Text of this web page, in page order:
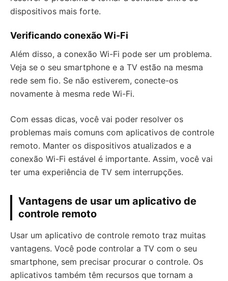
dispositivos mais forte.
Verificando conexão Wi-Fi
Além disso, a conexão Wi-Fi pode ser um problema.
Veja se o seu smartphone e a TV estão na mesma
rede sem fio. Se não estiverem, conecte-os
novamente à mesma rede Wi-Fi.
Com essas dicas, você vai poder resolver os
problemas mais comuns com aplicativos de controle
remoto. Manter os dispositivos atualizados e a
conexão Wi-Fi estável é importante. Assim, você vai
ter uma experiência de TV sem interrupções.
Vantagens de usar um aplicativo de
controle remoto
Usar um aplicativo de controle remoto traz muitas
vantagens. Você pode controlar a TV com o seu
smartphone, sem precisar procurar o controle. Os
aplicativos também têm recursos que tornam a